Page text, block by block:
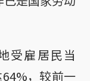
受雇居民当
，较前一